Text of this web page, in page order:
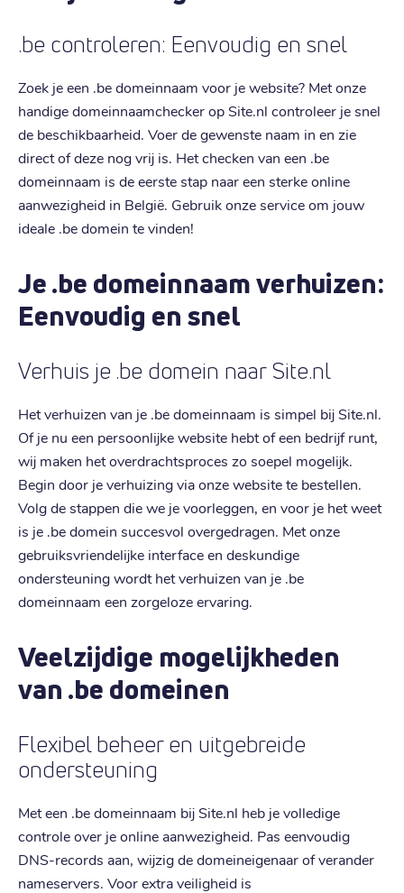
.be controleren: Eenvoudig en snel
Zoek je een .be domeinnaam voor je website? Met onze
handige domeinnaamchecker op Site.nl controleer je snel
de beschikbaarheid. Voer de gewenste naam in en zie
direct of deze nog vrij is. Het checken van een .be
domeinnaam is de eerste stap naar een sterke online
aanwezigheid in België. Gebruik onze service om jouw
ideale .be domein te vinden!
Je .be domeinnaam verhuizen:
Eenvoudig en snel
Verhuis je .be domein naar Site.nl
Het verhuizen van je .be domeinnaam is simpel bij Site.nl.
Of je nu een persoonlijke website hebt of een bedrijf runt,
wij maken het overdrachtsproces zo soepel mogelijk.
Begin door je verhuizing via onze website te bestellen.
Volg de stappen die we je voorleggen, en voor je het weet
is je .be domein succesvol overgedragen. Met onze
gebruiksvriendelijke interface en deskundige
ondersteuning wordt het verhuizen van je .be
domeinnaam een zorgeloze ervaring.
Veelzijdige mogelijkheden
van .be domeinen
Flexibel beheer en uitgebreide
ondersteuning
Met een .be domeinnaam bij Site.nl heb je volledige
controle over je online aanwezigheid. Pas eenvoudig
DNS-records aan, wijzig de domeineigenaar of verander
nameservers. Voor extra veiligheid is